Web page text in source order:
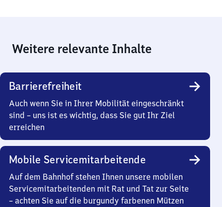
Weitere relevante Inhalte
Barrierefreiheit
Auch wenn Sie in Ihrer Mobilität eingeschränkt
sind – uns ist es wichtig, dass Sie gut Ihr Ziel
erreichen
Mobile Servicemitarbeitende
Auf dem Bahnhof stehen Ihnen unsere mobilen
Servicemitarbeitenden mit Rat und Tat zur Seite
– achten Sie auf die burgundy farbenen Mützen